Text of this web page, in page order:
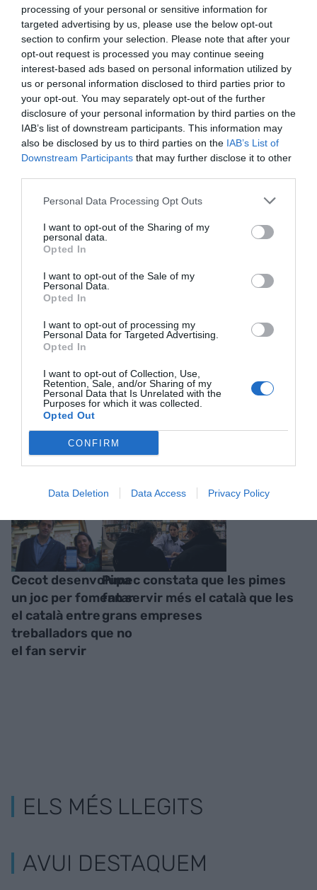
processing of your personal or sensitive information for
targeted advertising by us, please use the below opt-out
section to confirm your selection. Please note that after your
opt-out request is processed you may continue seeing
interest-based ads based on personal information utilized by
us or personal information disclosed to third parties prior to
your opt-out. You may separately opt-out of the further
disclosure of your personal information by third parties on the
IAB’s list of downstream participants. This information may
also be disclosed by us to third parties on the IAB’s List of
Downstream Participants that may further disclose it to other
Personal Data Processing Opt Outs
I want to opt-out of the Sharing of my
personal data.
Opted In
I want to opt-out of the Sale of my
Personal Data.
Opted In
I want to opt-out of processing my
Personal Data for Targeted Advertising.
Opted In
I want to opt-out of Collection, Use,
Retention, Sale, and/or Sharing of my
Personal Data that Is Unrelated with the
Purposes for which it was collected.
Opted Out
CONFIRM
Data Deletion Data Access Privacy Policy
digitalitzat d’Europa. L’informe, que calcula l’índex
compost d’economia i societat digital, situa
Catalunya a la capdavantera d’Europa en
digitalització per quart any consecuIu, amb un
grau del 63,96%, per sobre de la mitjana de la Unió
Europea, que és del 52,27%. Davant d’aquestes
dades, Digitalitzem-nos pretén agafar
l’embranzida d’un sector a l’alça i acompanyar-lo
per facilitar a les empreses que puguin trobar els
serveis professionals que creguin més adequats i
en català.
AfegirVIA Empresa
Google de forma gratuïta
Estigues informat amb les últimes notícies d'actualitat
ACTIVAR ARA
RELACIONADES
Cecot desenvolupa
un joc per fomentar
el català entre
treballadors que no
el fan servir
Pimec constata que les pimes
fan servir més el català que les
grans empreses
ELS MÉS LLEGITS
AVUI DESTAQUEM